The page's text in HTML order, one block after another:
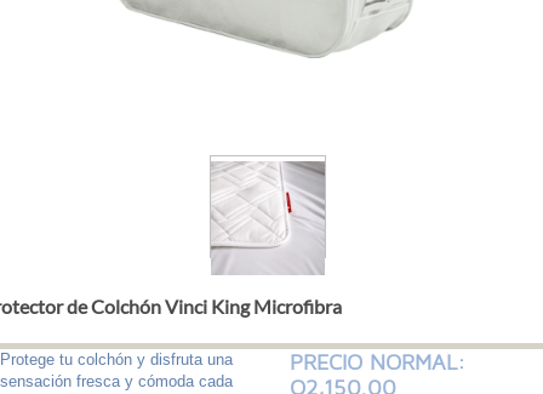
de Colchón Vinci King Microfibra
Protege tu colchón y disfruta una
sensación fresca y cómoda cada
PRECIO NORMAL:
Q2,150.00